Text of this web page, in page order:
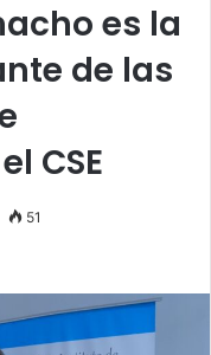
es la
de las
CSE
51